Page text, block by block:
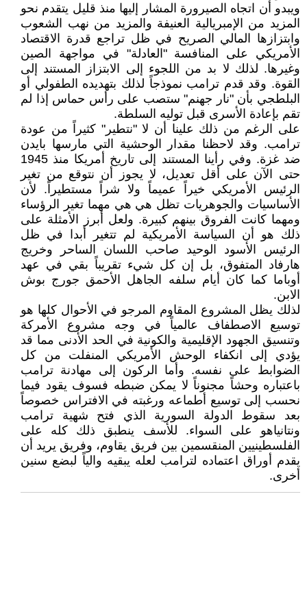
ويبدو أن اتجاه الصيرورة المشار إليها منذ قليل يتقدم نحو
المزيد من الإمبريالية العنيفة والمزيد من نهب الشعوب
وابتزازها المالي الصريح في ظل تراجع قدرة الاقتصاد
الأمريكي على المنافسة "العادلة" في مواجهة الصين
وغيرها. لذلك لا بد من اللجوء إلى الابتزاز المستند إلى
القوة. وقد قدم ترامب نموذجاً لذلك بتهديده الطفولي أو
البلطجي بأن "نار جهنم" ستصب على رأس حماس إذا لم
تقم بإعادة الأسرى قبل توليه السلطة.
على الرغم من ذلك علينا أن لا "نتطير" كثيراً من عودة
ترامب. وقد لاحظنا مقدار الوحشية التي مارسها بايدن
ضد غزة. وفي رأينا المستند إلى تاريخ أمريكا منذ 1945
حتى الآن على أقل تعديل، لا يجوز أن نتوقع من تغير
الرئيس الأمريكي خيراً عميماً ولا شراً مستطيراً. لأن
الأساسيات والجوهريات تظل هي هي مهما تغير الرؤساء
ومهما كانت الفروق بينهم كبيرة. ولعل أبرز الأمثلة على
ذلك هو أن السياسة الأمريكية لم تتغير أبدا في ظل
الرئيس الأسود الوحيد صاحب اللسان الساحر وخريج
هارفاد المتفوق، بل إن كل شيء تقريباً بقي في عهد
أوباما كما كان أيام سلفه الجاهل الأحمق جورج بوش
الابن.
لذلك يظل المشروع المقاوم المرجو في الأحوال كلها هو
توسيع الاصطفاف عالمياً في وجه مشروع الأمركة
وتنسيق الجهود الإقليمية والكونية في الحد الأدنى مما قد
يؤدي إلى انكفاء الوحش الأمريكي المنفلت من كل
الضوابط على نفسه. وأما الركون إلى مهادنة ترامب
باعتباره وحشاً مجنوناً لا يمكن ضبطه فسوف يقود فيما
نحسب إلى توسيع أطماعه ورغبته في الافتراس خصوصاً
بعد سقوط الدولة السورية الذي فتح شهية ترامب
ونتانياهو على السواء. للأسف ينطبق ذلك كله على
الفلسطينيين المنقسمين بين فريق يقاوم، وفريق يريد أن
يقدم أوراق اعتماده لترامب لعله يبقيه والياً لبضع سنين
أخرى.